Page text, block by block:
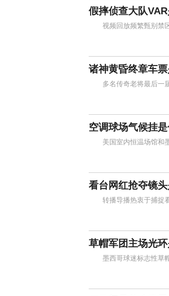
假摔侦查大队
视频回放频繁甄别禁区
诸神黄昏终章车
多名传奇老将最后一届
空调球场气候挂
美国室内恒温场馆和墨
看台网红抢夺镜
转播导播热衷于捕捉看
草帽军团主场光
墨西哥球迷标志性草帽